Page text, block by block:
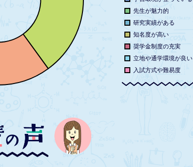
先生が魅力的
研究実績がある
知名度が高い
奨学金制度の充実
立地や通学環境が良い
入試方式や難易度